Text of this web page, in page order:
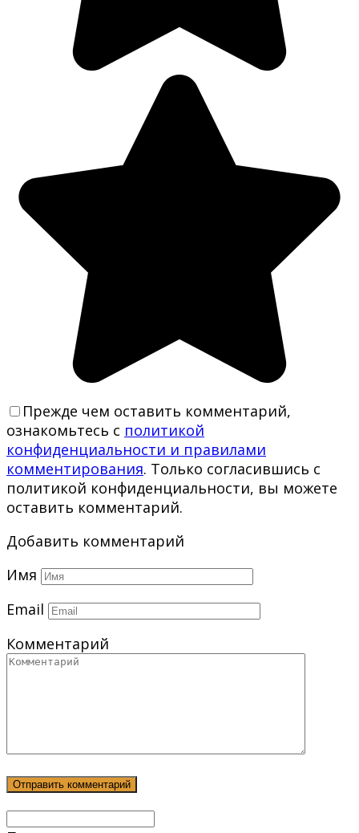
Прежде чем оставить комментарий,
ознакомьтесь с политикой
конфиденциальности и правилами
комментирования. Только согласившись с
политикой конфиденциальности, вы можете
оставить комментарий.
Добавить комментарий
Имя
Email
Комментарий